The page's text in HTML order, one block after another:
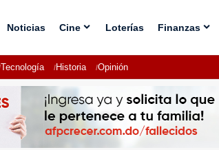
Noticias Cine Loterías Finanzas
Tecnología Historia Opinión